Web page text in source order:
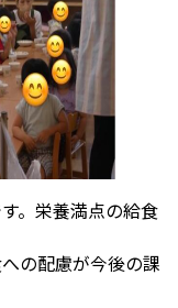
。栄養満点の給食
の配慮が今後の課